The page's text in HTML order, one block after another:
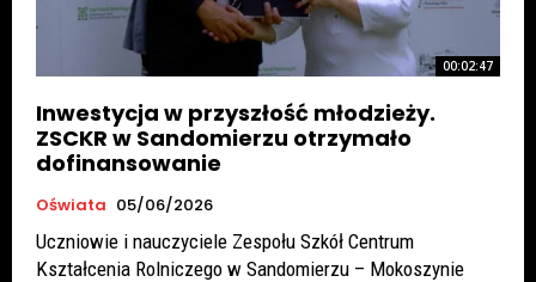
00:02:47
Inwestycja w przyszłość młodzieży.
ZSCKR w Sandomierzu otrzymało
dofinansowanie
Oświata 05/06/2026
Uczniowie i nauczyciele Zespołu Szkół Centrum
Kształcenia Rolniczego w Sandomierzu – Mokoszynie